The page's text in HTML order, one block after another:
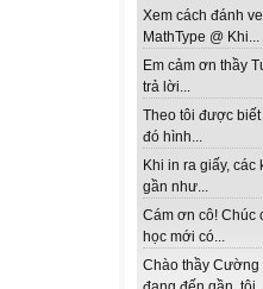
Xem cách đánh
MathType @ Khi...
Em cảm ơn thầy
trả lời...
Theo tôi được
đó hình...
Khi in ra giấy, các
gần như...
Cám ơn cô! Chúc
học mới có...
Chào thầy Cường